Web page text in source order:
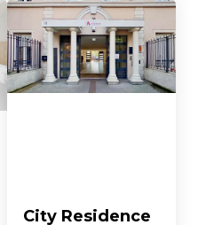
City Residence